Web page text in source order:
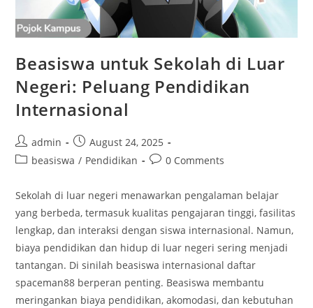
Beasiswa untuk Sekolah di Luar
Negeri: Peluang Pendidikan
Internasional
Post
author:
admin
Post
published:
August 24, 2025
Postbeasiswa / Pendidikan
Post0 Comments
Sekolah di luar negeri menawarkan pengalaman belajar
yang berbeda, termasuk kualitas pengajaran tinggi, fasilitas
lengkap, dan interaksi dengan siswa internasional. Namun,
biaya pendidikan dan hidup di luar negeri sering menjadi
tantangan. Di sinilah beasiswa internasional daftar
spaceman88 berperan penting. Beasiswa membantu
meringankan biaya pendidikan, akomodasi, dan kebutuhan